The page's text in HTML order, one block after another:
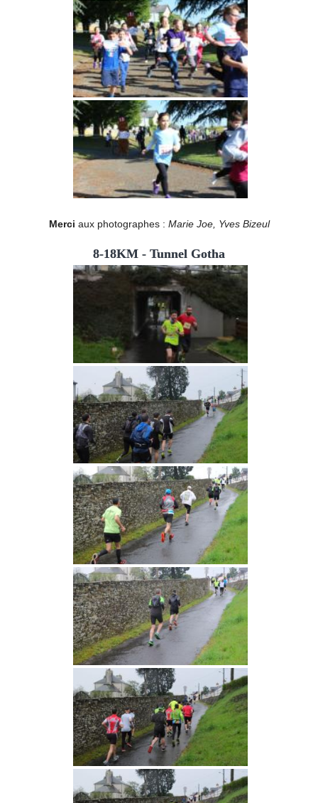
Merci aux photographes : Marie Joe, Yves Bizeul
8-18KM - Tunnel Gotha